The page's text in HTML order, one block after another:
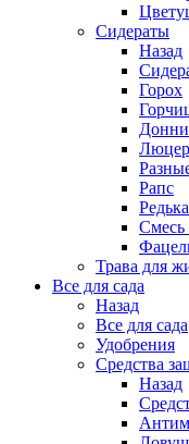
Сидераты
Назад
Горох
Рапс
Смесь
Трава для
Все для сада
Назад
Все для сада
Удобрения
Средства
Назад